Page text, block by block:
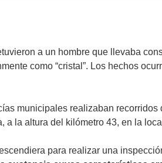
a un hombre que llevaba
como “cristal”. Los hechos
municipales realizaban
la altura del kilómetro 43, en la
para realizar una